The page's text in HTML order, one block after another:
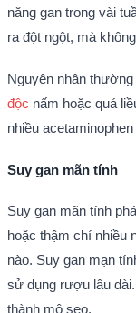
năng gan trong vài
ra đột ngột, mà
Nguyên nhân
độc nấm hoặc quá
nhiều
Suy gan mãn tính
Suy gan mãn tính
hoặc thậm chí nhiều
nào. Suy gan mạn
sử dụng rượu lâu dài.
thành mô sẹo.